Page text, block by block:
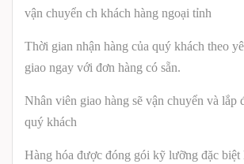
vận chuyển ch khách hàng ngoại tỉnh
Thời gian nhận hàng của quý khách theo
giao ngay với đơn hàng có sẵn.
Nhân viên giao hàng sẽ vận chuyển và lắp
quý khách
Hàng hóa được đóng gói kỹ lưỡng đặc biệt